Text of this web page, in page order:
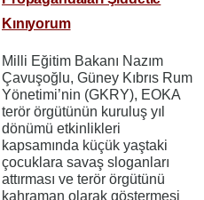
Kınıyorum
Milli Eğitim Bakanı Nazım
Çavuşoğlu, Güney Kıbrıs Rum
Yönetimi’nin (GKRY), EOKA
terör örgütünün kuruluş yıl
dönümü etkinlikleri
kapsamında küçük yaştaki
çocuklara savaş sloganları
attırması ve terör örgütünü
kahraman olarak göstermesi